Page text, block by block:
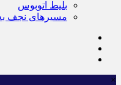
بلیط اتوبوس
مسیرهای نجف به
×